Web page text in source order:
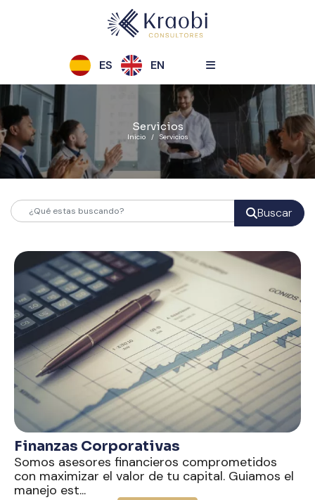
ES EN
Servicios
Inicio Servicios
Buscar
Finanzas Corporativas
Somos asesores financieros comprometidos
con maximizar el valor de tu capital. Guiamos el
manejo est...